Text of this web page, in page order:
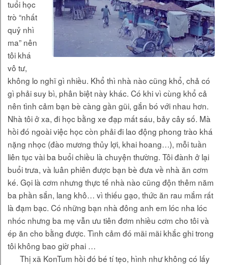
tuổi học
trò “nhất
quỷ nhì
ma” nên
tôi khá
vô tư,
không lo nghĩ gì nhiều. Khổ thì nhà nào cũng khổ, chả có
gì phải suy bì, phân biệt này khác. Có khi vì cùng khổ cả
nên tình cảm bạn bè càng gần gũi, gắn bó với nhau hơn.
Nhà tôi ở xa, đi học bằng xe đạp mất sáu, bảy cây số. Mà
hồi đó ngoài việc học còn phải đi lao động phong trào khá
nặng nhọc (đào mương thủy lợi, khai hoang…), mỗi tuần
liên tục vài ba buổi chiều là chuyện thường. Tôi đành ở lại
buổi trưa, và luân phiên được bạn bè đưa về nhà ăn cơm
ké. Gọi là cơm nhưng thực tế nhà nào cũng độn thêm năm
ba phần sắn, lang khô… vì thiếu gạo, thức ăn rau mắm rất
là đạm bạc. Có những bạn nhà đông anh em lóc nha lóc
nhóc nhưng ba mẹ vẫn ưu tiên đơm nhiều cơm cho tôi và
ép ăn cho bằng được. Tình cảm đó mãi mãi khắc ghi trong
tôi không bao giờ phai …
Thị xã KonTum hồi đó bé tí tẹo, hình như không có lấy